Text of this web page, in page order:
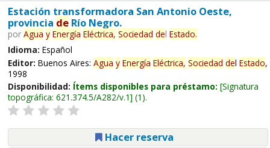
Estación transformadora San Antonio Oeste,
provincia deRío Negro.
por Agua y Energía Eléctrica, Sociedad del Estado.
Idioma: Español
Editor: Buenos Aires: Agua y Energía Eléctrica, Sociedad del Estado,
1998
Disponibilidad: Ítems disponibles para préstamo: Signatura
topográfica: 621.374.5/A282/v.1 (1).
Hacer reserva